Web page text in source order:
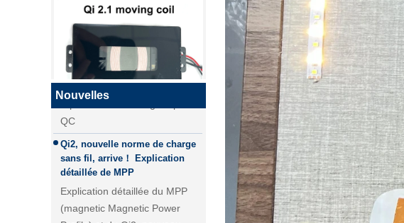
QI2
Nouvelles
la différence entre la charge
QC
la différence entre la charge
rapide PD et la charge rapide
QC
Qi2, nouvelle norme de charge
sans fil, arrive！ Explication
détaillée de MPP
Explication détaillée du MPP
(magnetic Magnetic Power
Profile) et du Qi2, nouveau
standard de charge sans fil.